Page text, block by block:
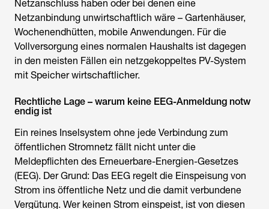
Netzanschluss haben oder bei denen eine
Netzanbindung unwirtschaftlich wäre – Gartenhäuser,
Wochenendhütten, mobile Anwendungen. Für die
Vollversorgung eines normalen Haushalts ist dagegen
in den meisten Fällen ein netzgekoppeltes PV-System
mit Speicher wirtschaftlicher.
Rechtliche Lage – warum keine EEG-Anmeldung notw
endig ist
Ein reines Inselsystem ohne jede Verbindung zum
öffentlichen Stromnetz fällt nicht unter die
Meldepflichten des Erneuerbare-Energien-Gesetzes
(EEG). Der Grund: Das EEG regelt die Einspeisung von
Strom ins öffentliche Netz und die damit verbundene
Vergütung. Wer keinen Strom einspeist, ist von diesen